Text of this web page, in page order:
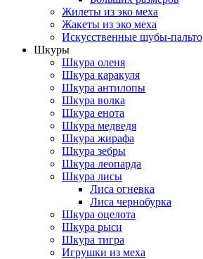
Жилеты из эко меха
Жакеты из эко меха
Искусственные шубы-пальто
Шкуры
Шкура оленя
Шкура каракуля
Шкура антилопы
Шкура волка
Шкура енота
Шкура медведя
Шкура жирафа
Шкура зебры
Шкура леопарда
Шкура лисы
Лиса огневка
Лиса чернобурка
Шкура оцелота
Шкура рыси
Шкура тигра
Игрушки из меха